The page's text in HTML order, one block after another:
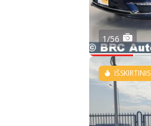
1/56
IŠSKIRTINIS